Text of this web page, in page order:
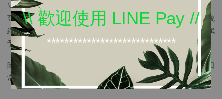
\\ 歡迎使用 LINE Pay //
*****************************
MAPOESIE 成立於2010年，透過設計師Elsa Poux的筆觸，以北歐、
亞、非文化圖騰、線條、自然、幾何元素，結合印度特有的傳統
織、染、印、刺繡工藝，創作出一系列風格獨特的配件，為穿搭賦
予個性品味、視覺亮點。
除了圍巾、絲巾、帽子、包款等配件，近年來亦推出了適合都會日
常的印花服飾系列。